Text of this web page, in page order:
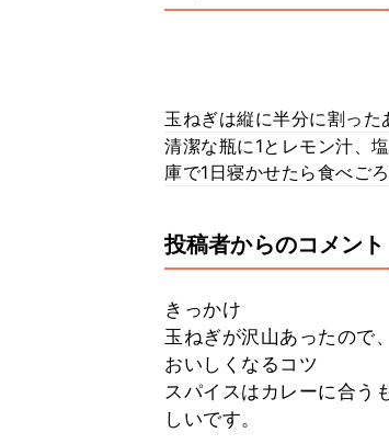
玉ねぎは縦に半分に割った
清潔な瓶に1とレモン汁、
庫で1日寝かせたら食べごろ
投稿者からのコメント
きっかけ
玉ねぎが沢山あったので
おいしくなるコツ
スパイスはカレーに合う
しいです。